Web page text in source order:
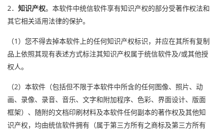
2． 知识产权。本软件中统信软件享有知识产权的部分受著作权法和
其它相关适用法律的保护。
（1）您不得去掉本软件上的任何知识产权标识，并应在其所有复制
品上依照其现有表述方式标注其知识产权属于统信软件及/或其他授
权人。
（2）本软件（包括但不限于本软件中所含的任何图像、照片、动
画、录像、录音、音乐、文字和附加程序、色彩、界面设计、版面
框架）、随附的文档印刷材料及本软件任何副本的著作权及其他知
识产权，均由统信软件拥有（属于第三方所有之商标及第三方所有